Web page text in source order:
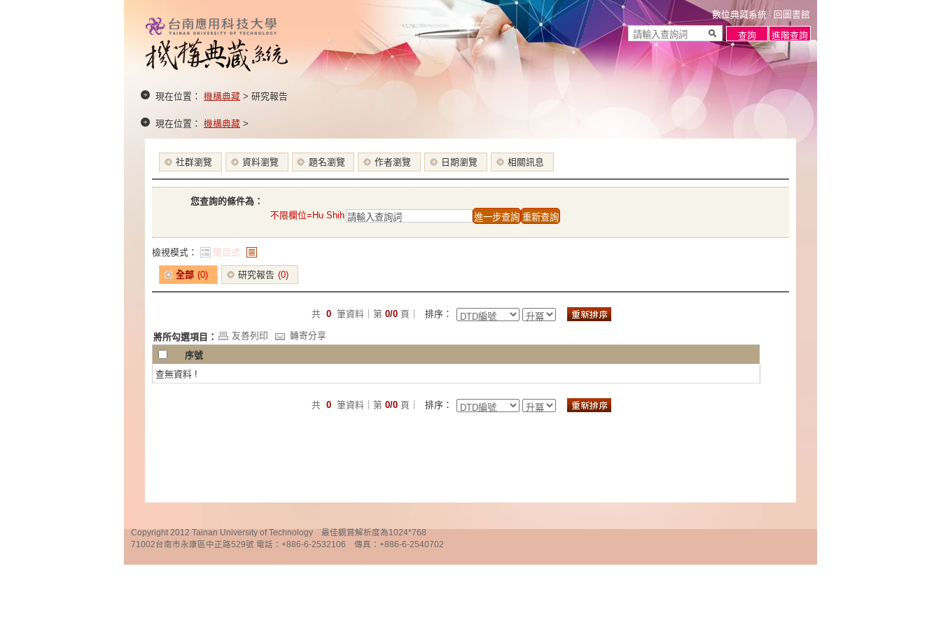
數位典藏系統 回圖書館
現在位置： 機構典藏 > 研究報告
現在位置： 機構典藏 >
社群瀏覽 資料瀏覽 題名瀏覽 作者瀏覽 日期瀏覽 相關訊息
您查詢的條件為：
不限欄位=Hu Shih
檢視模式： 簡目式
全部 (0) 研究報告 (0)
共 0 筆資料｜第 0/0 頁｜ 排序：
將所勾選項目： 友善列印
轉寄分享
序號
查無資料 !
共 0 筆資料｜第 0/0 頁｜ 排序：
Copyright 2012 Tainan University of Technology 最佳觀賞解析度為1024*768
71002台南市永康區中正路529號 電話：+886-6-2532106 傳真：+886-6-2540702